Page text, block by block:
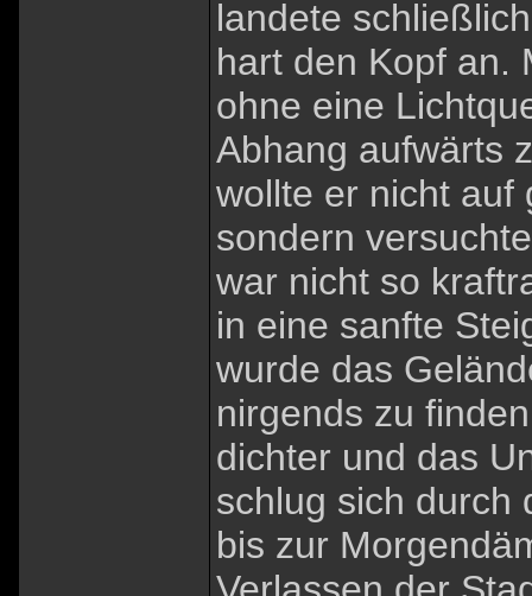
landete
hart den Kopf an.
ohne eine
Abhang aufwärts
wollte er nicht auf
sondern
war nicht so
in eine sanfte
wurde das
nirgends zu
dichter und das
schlug sich durch
bis zur